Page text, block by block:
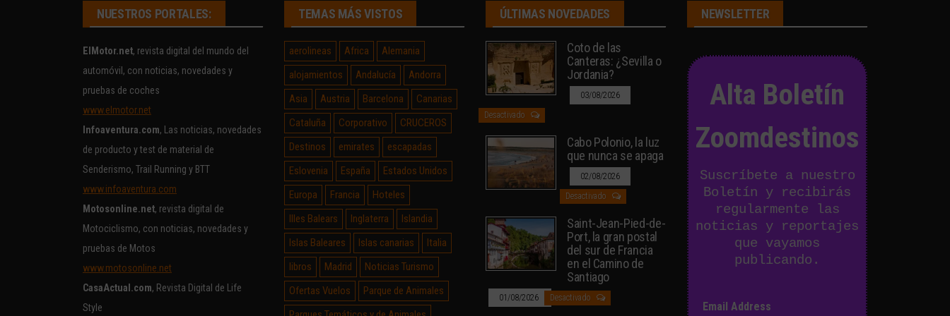
NUESTROS PORTALES:
ElMotor.net, revista digital del mundo del
automóvil, con noticias, novedades y
pruebas de coches
www.elmotor.net
Infoaventura.com, Las noticias, novedades
de producto y test de material de
Senderismo, Trail Running y BTT
www.infoaventura.com
Motosonline.net, revista digital de
Motociclismo, con noticias, novedades y
pruebas de Motos
www.motosonline.net
CasaActual.com, Revista Digital de Life
Style
TEMAS MÁS VISTOS
aerolineas Africa
Alemania
alojamientos
Andalucía
Andorra
Asia
Austria Barcelona
Canarias
Cataluña
Corporativo
CRUCEROS
Destinos
emirates
escapadas
Eslovenia
España
Estados Unidos
Europa
Francia
Hoteles
Illes Balears
Inglaterra
Islandia
Islas Baleares
Islas canarias
Italia
libros
Madrid
Noticias Turismo
Ofertas Vuelos
Parque de Animales
ÚLTIMAS NOVEDADES
Coto de las
Canteras: ¿Sevilla o
Jordania?
03/08/2026
Desactivado
Cabo Polonio, la luz
que nunca se apaga
02/08/2026
Desactivado
Saint-Jean-Pied-de-
Port, la gran postal
del sur de Francia
en el Camino de
Santiago
01/08/2026 Desactivado
NEWSLETTER
Alta Boletín
Zoomdestinos
Suscríbete a nuestro
Boletín y recibirás
regularmente las
noticias y reportajes
que vayamos
publicando.
Email Address